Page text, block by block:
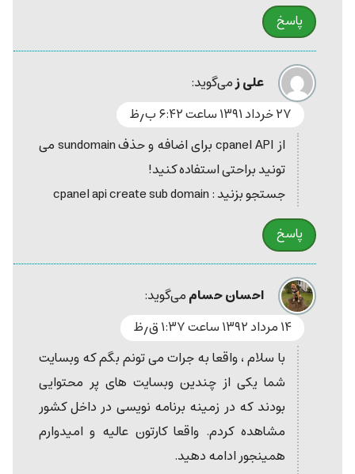
پاسخ
علی زمی‌گوید:
۲۷ خرداد ۱۳۹۱ ساعت ۶:۴۲ ب٫ظ
از cpanel API برای اضافه و حذف sundomain می
تونید براحتی استفاده کنید!
جستجو بزنید : cpanel api create sub domain
پاسخ
احسان حساممی‌گوید:
۱۴ مرداد ۱۳۹۲ ساعت ۱:۳۷ ق٫ظ
با سلام ، واقعا به جرات می تونم بگم که وبسایت
شما یکی از چندین وبسایت های پر محتوایی
بودند که در زمینه برنامه نویسی در داخل کشور
مشاهده کردم. واقعا کارتون عالیه و امیدوارم
همینجور ادامه دهید.